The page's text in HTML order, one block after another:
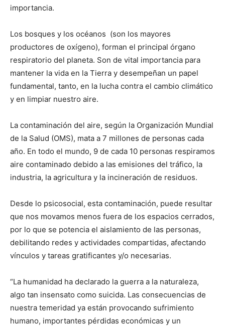
importancia.
Los bosques y los océanos (son los mayores
productores de oxígeno), forman el principal órgano
respiratorio del planeta. Son de vital importancia para
mantener la vida en la Tierra y desempeñan un papel
fundamental, tanto, en la lucha contra el cambio climático
y en limpiar nuestro aire.
La contaminación del aire, según la Organización Mundial
de la Salud (OMS), mata a 7 millones de personas cada
año. En todo el mundo, 9 de cada 10 personas respiramos
aire contaminado debido a las emisiones del tráfico, la
industria, la agricultura y la incineración de residuos.
Desde lo psicosocial, esta contaminación, puede resultar
que nos movamos menos fuera de los espacios cerrados,
por lo que se potencia el aislamiento de las personas,
debilitando redes y actividades compartidas, afectando
vínculos y tareas gratificantes y/o necesarias.
“La humanidad ha declarado la guerra a la naturaleza,
algo tan insensato como suicida. Las consecuencias de
nuestra temeridad ya están provocando sufrimiento
humano, importantes pérdidas económicas y un